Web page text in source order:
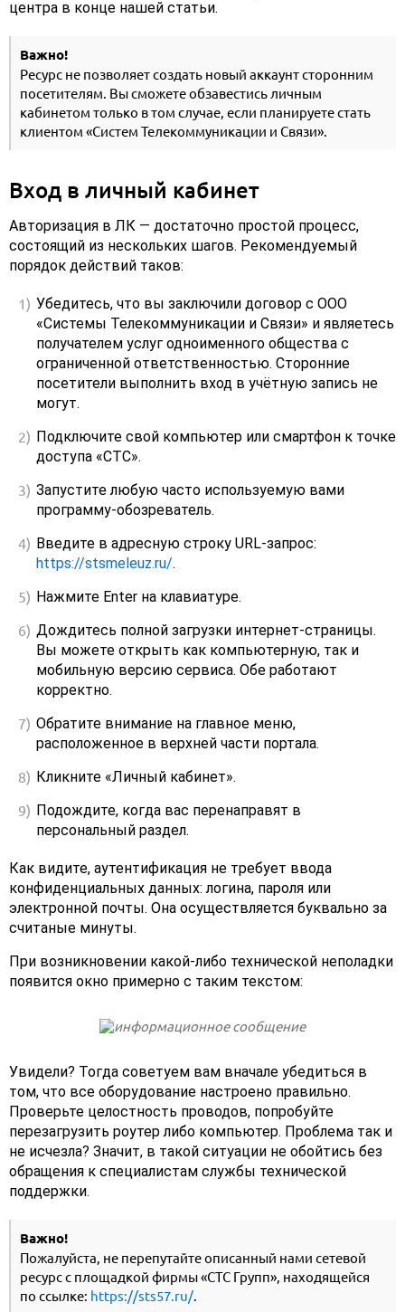
центра в конце нашей статьи.
Важно!
Ресурс не позволяет создать новый аккаунт сторонним
посетителям. Вы сможете обзавестись личным
кабинетом только в том случае, если планируете стать
клиентом «Систем Телекоммуникации и Связи».
Вход в личный кабинет
Авторизация в ЛК — достаточно простой процесс,
состоящий из нескольких шагов. Рекомендуемый
порядок действий таков:
Убедитесь, что вы заключили договор с ООО
«Системы Телекоммуникации и Связи» и являетесь
получателем услуг одноименного общества с
ограниченной ответственностью. Сторонние
посетители выполнить вход в учётную запись не
могут.
Подключите свой компьютер или смартфон к точке
доступа «СТС».
Запустите любую часто используемую вами
программу-обозреватель.
Введите в адресную строку URL-запрос:
https://stsmeleuz.ru/.
Нажмите Enter на клавиатуре.
Дождитесь полной загрузки интернет-страницы.
Вы можете открыть как компьютерную, так и
мобильную версию сервиса. Обе работают
корректно.
Обратите внимание на главное меню,
расположенное в верхней части портала.
Кликните «Личный кабинет».
Подождите, когда вас перенаправят в
персональный раздел.
Как видите, аутентификация не требует ввода
конфиденциальных данных: логина, пароля или
электронной почты. Она осуществляется буквально за
считаные минуты.
При возникновении какой-либо технической неполадки
появится окно примерно с таким текстом:
Увидели? Тогда советуем вам вначале убедиться в
том, что все оборудование настроено правильно.
Проверьте целостность проводов, попробуйте
перезагрузить роутер либо компьютер. Проблема так и
не исчезла? Значит, в такой ситуации не обойтись без
обращения к специалистам службы технической
поддержки.
Важно!
Пожалуйста, не перепутайте описанный нами сетевой
ресурс с площадкой фирмы «СТС Групп», находящейся
по ссылке: https://sts57.ru/.